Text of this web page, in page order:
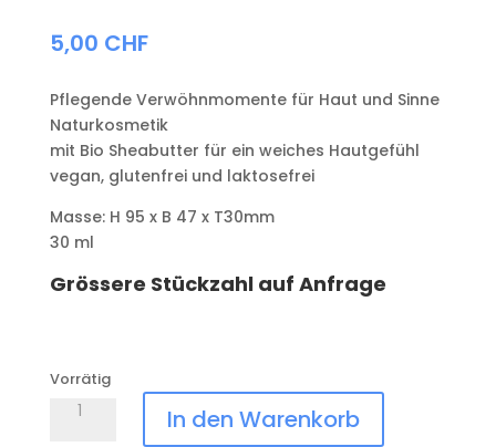
5,00 CHF
Pflegende Verwöhnmomente für Haut und Sinne
Naturkosmetik
mit Bio Sheabutter für ein weiches Hautgefühl
vegan, glutenfrei und laktosefrei
Masse: H 95 x B 47 x T30mm
30 ml
Grössere Stückzahl auf Anfrage
Vorrätig
Handcreme
In den Warenkorb